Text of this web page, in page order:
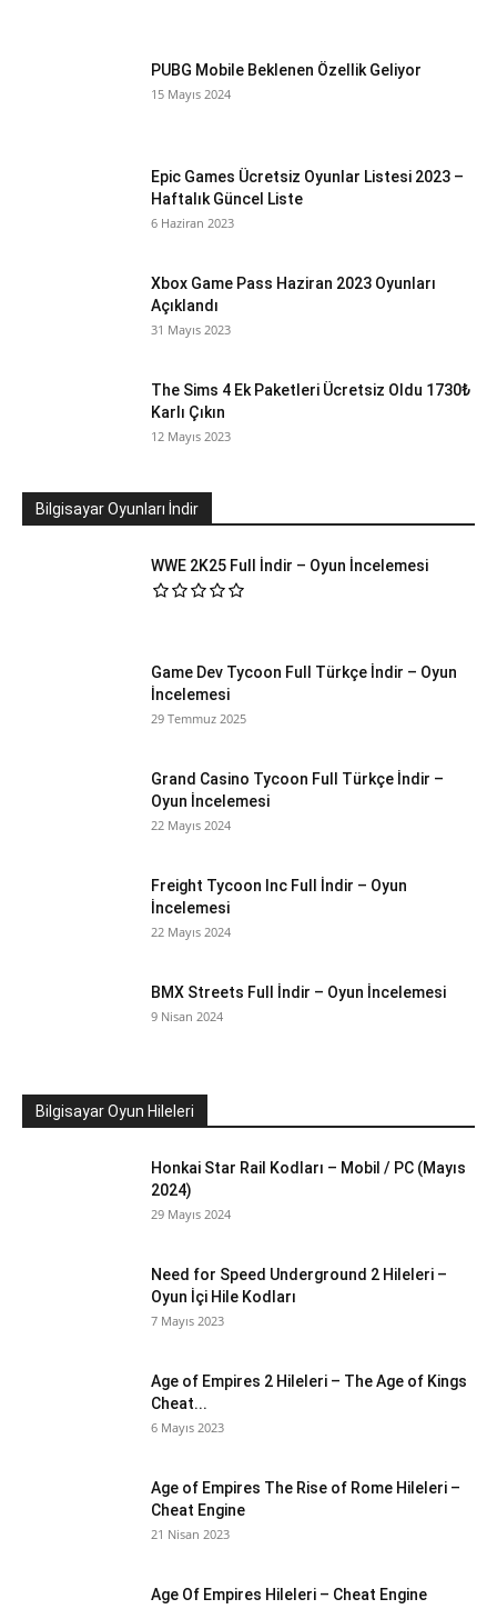
PUBG Mobile Beklenen Özellik Geliyor
15 Mayıs 2024
Epic Games Ücretsiz Oyunlar Listesi 2023 –
Haftalık Güncel Liste
6 Haziran 2023
Xbox Game Pass Haziran 2023 Oyunları
Açıklandı
31 Mayıs 2023
The Sims 4 Ek Paketleri Ücretsiz Oldu 1730₺
Karlı Çıkın
12 Mayıs 2023
Bilgisayar Oyunları İndir
WWE 2K25 Full İndir – Oyun İncelemesi
Game Dev Tycoon Full Türkçe İndir – Oyun
İncelemesi
29 Temmuz 2025
Grand Casino Tycoon Full Türkçe İndir –
Oyun İncelemesi
22 Mayıs 2024
Freight Tycoon Inc Full İndir – Oyun
İncelemesi
22 Mayıs 2024
BMX Streets Full İndir – Oyun İncelemesi
9 Nisan 2024
Bilgisayar Oyun Hileleri
Honkai Star Rail Kodları – Mobil / PC (Mayıs
2024)
29 Mayıs 2024
Need for Speed Underground 2 Hileleri –
Oyun İçi Hile Kodları
7 Mayıs 2023
Age of Empires 2 Hileleri – The Age of Kings
Cheat...
6 Mayıs 2023
Age of Empires The Rise of Rome Hileleri –
Cheat Engine
21 Nisan 2023
Age Of Empires Hileleri – Cheat Engine